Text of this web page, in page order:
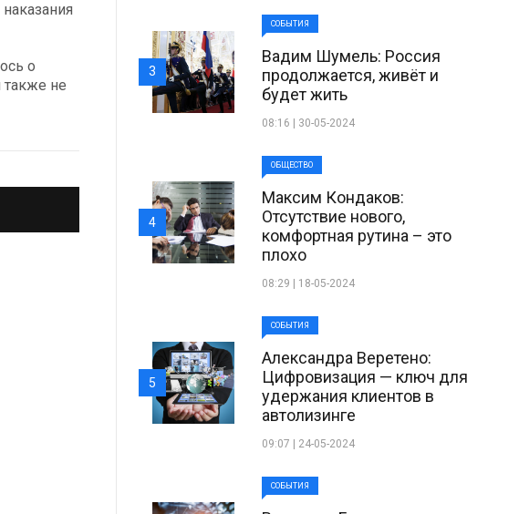
о
также не
СОБЫТИЯ
Вадим Шумель: Россия
продолжается, живёт и
будет жить
08:16 | 30-05-2024
3
ОБЩЕСТВО
Максим Кондаков:
Отсутствие нового,
комфортная рутина – это
плохо
08:29 | 18-05-2024
4
СОБЫТИЯ
Александра Веретено:
Цифровизация — ключ для
удержания клиентов в
автолизинге
09:07 | 24-05-2024
5
СОБЫТИЯ